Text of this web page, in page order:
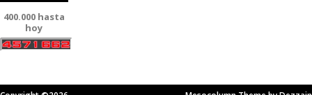
400.000 hasta
hoy